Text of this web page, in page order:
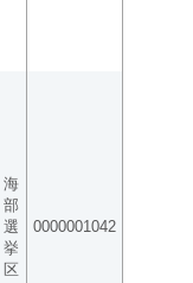
海
部
選
挙
区
0000001042